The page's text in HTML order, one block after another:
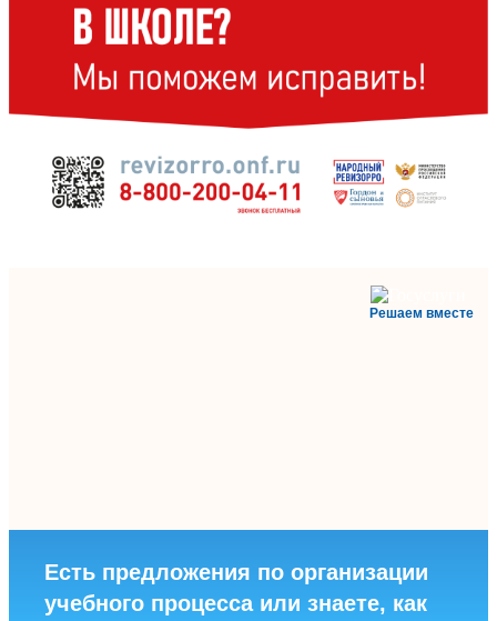
Решаем вместе
Есть предложения по организации
учебного процесса или знаете, как